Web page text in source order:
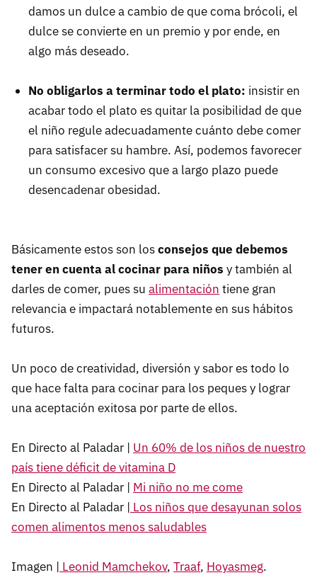
damos un dulce a cambio de que coma brócoli, el
dulce se convierte en un premio y por ende, en
algo más deseado.
No obligarlos a terminar todo el plato: insistir en
acabar todo el plato es quitar la posibilidad de que
el niño regule adecuadamente cuánto debe comer
para satisfacer su hambre. Así, podemos favorecer
un consumo excesivo que a largo plazo puede
desencadenar obesidad.
Básicamente estos son losconsejos que debemos
tener en cuenta al cocinar para niños y también al
darles de comer, pues su alimentación tiene gran
relevancia e impactará notablemente en sus hábitos
futuros.
Un poco de creatividad, diversión y sabor es todo lo
que hace falta para cocinar para los peques y lograr
una aceptación exitosa por parte de ellos.
En Directo al Paladar | Un 60% de los niños de nuestro
país tiene déficit de vitamina D
En Directo al Paladar | Mi niño no me come
En Directo al Paladar | Los niños que desayunan solos
comen alimentos menos saludables
Imagen | Leonid Mamchekov, Traaf, Hoyasmeg.